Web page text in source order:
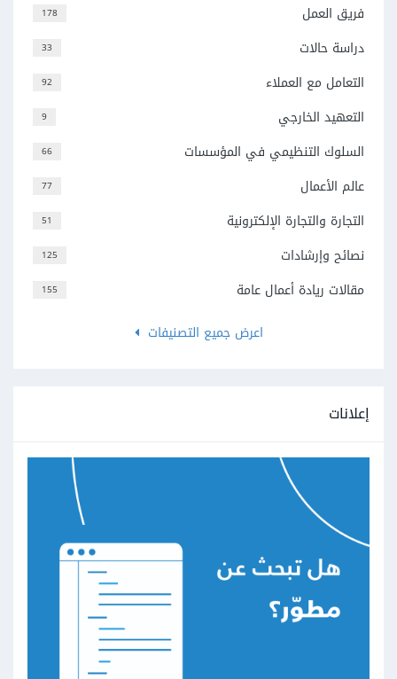
178 فريق العمل
33 دراسة حالات
92 التعامل مع العملاء
9 التعهيد الخارجي
66 السلوك التنظيمي في المؤسسات
77 عالم الأعمال
51 التجارة والتجارة الإلكترونية
125 نصائح وإرشادات
155
مقالات ريادة أعمال عامة
اعرض جميع التصنيفات
إعلانات